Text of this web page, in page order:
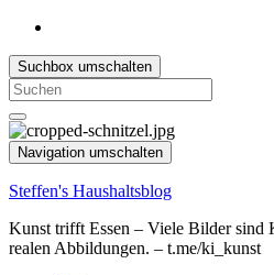
Suchbox umschalten
Search
for:
Navigation umschalten
Steffen's Haushaltsblog
Kunst trifft Essen – Viele Bilder sind
realen Abbildungen. – t.me/ki_kunst